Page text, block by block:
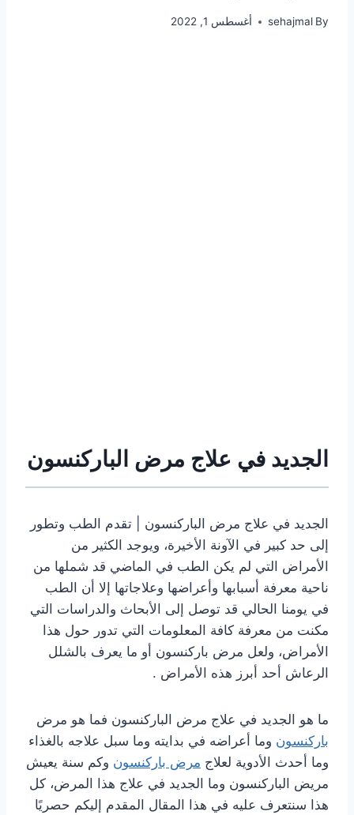
By
sehajmal أغسطس 1, 2022
الجديد في علاج مرض الباركنسون
الجديد في علاج مرض الباركنسون | تقدم الطب وتطور
إلى حد كبير في الآونة الأخيرة، ويوجد الكثير من
الأمراض التي لم يكن الطب في الماضي قد شملها من
ناحية معرفة أسبابها وأعراضها وعلاجاتها إلا أن الطب
في يومنا الحالي قد توصل إلى الأبحاث والدراسات التي
مكنت من معرفة كافة المعلومات التي تدور حول هذا
الأمراض، ولعل مرض باركنسون أو ما يعرف بالشلل
الرعاش أحد أبرز هذه الأمراض .
ما هو الجديد في علاج مرض الباركنسون فما هو مرض
باركنسون وما أعراضه في بدايته وما سبل علاجه بالغذاء
وما أحدث الأدوية لعلاج مرض باركنسون وكم سنة يعيش
مريض الباركنسون وما الجديد في علاج هذا المرض، كل
هذا سنتعرف عليه في هذا المقال المقدم إليكم حصريًا